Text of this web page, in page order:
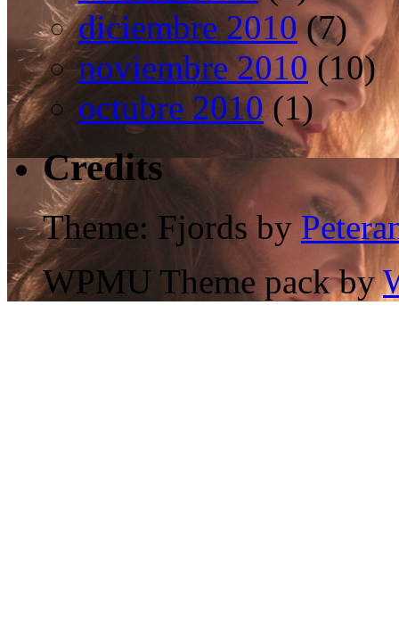
diciembre 2010(7)
noviembre 2010 (10)
octubre 2010 (1)
Credits
Theme: Fjords by
WPMU Theme pack by